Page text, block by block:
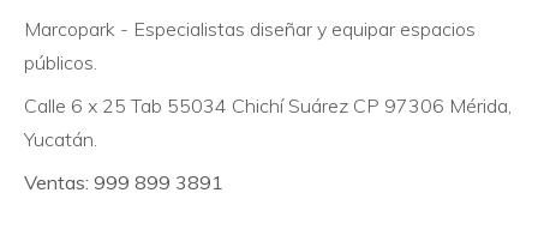
Marcopark - Especialistas diseñar y equipar espacios
públicos.
Calle 6 x 25 Tab 55034 Chichí Suárez CP 97306 Mérida,
Yucatán.
Ventas: 999 899 3891